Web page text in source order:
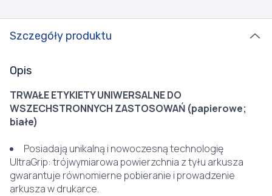
Szczegóły produktu
Opis
TRWAŁE ETYKIETY UNIWERSALNE DO
WSZECHSTRONNYCH ZASTOSOWAŃ (papierowe;
białe)
Posiadają unikalną i nowoczesną technologię
UltraGrip: trójwymiarowa powierzchnia z tyłu arkusza
gwarantuje równomierne pobieranie i prowadzenie
arkusza w drukarce.